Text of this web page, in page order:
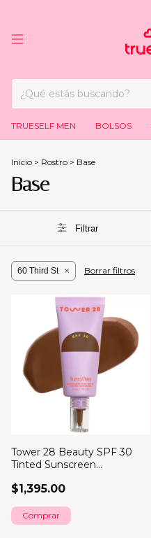
TRUESELF MEN BOLSOS
Inicio > Rostro > Base
Base
Filtrar
60 Third St Borrar filtros
Tower 28 Beauty SPF 30
Tinted Sunscreen
$1,395.00
Comprar